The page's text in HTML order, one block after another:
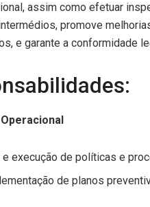
assim como efetuar
promove
e garante a conformidade
execução de políticas e
de planos